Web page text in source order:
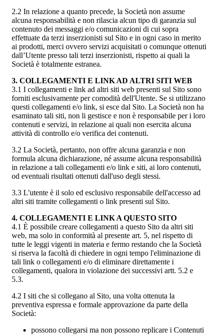
2.2 In relazione a quanto precede, la Società non assume
alcuna responsabilità e non rilascia alcun tipo di garanzia sul
contenuto dei messaggi e/o comunicazioni di cui sopra
effettuate da terzi inserzionisti sul Sito e in ogni caso in merito
ai prodotti, merci ovvero servizi acquisitati o comunque ottenuti
dall’Utente presso tali terzi inserzionisti, rispetto ai quali la
Società è totalmente estranea.
3. COLLEGAMENTI E LINK AD ALTRI SITI WEB
3.1 I collegamenti e link ad altri siti web presenti sul Sito sono
forniti esclusivamente per comodità dell'Utente. Se si utilizzano
questi collegamenti e/o link, si esce dal Sito. La Società non ha
esaminato tali siti, non li gestisce e non è responsabile per i loro
contenuti e servizi, in relazione ai quali non esercita alcuna
attività di controllo e/o verifica dei contenuti.
3.2 La Società, pertanto, non offre alcuna garanzia e non
formula alcuna dichiarazione, né assume alcuna responsabilità
in relazione a tali collegamenti e/o link e siti, ai loro contenuti,
od eventuali risultati ottenuti dall'uso degli stessi.
3.3 L'utente è il solo ed esclusivo responsabile dell'accesso ad
altri siti tramite collegamenti o link presenti sul Sito.
4. COLLEGAMENTI E LINK A QUESTO SITO
4.1 È possibile creare collegamenti a questo Sito da altri siti
web, ma solo in conformità al presente art. 5, nel rispetto di
tutte le leggi vigenti in materia e fermo restando che la Società
si riserva la facoltà di chiedere in ogni tempo l'eliminazione di
tali link o collegamenti e/o di eliminare direttamente i
collegamenti, qualora in violazione dei successivi artt. 5.2 e
5.3.
4.2 I siti che si collegano al Sito, una volta ottenuta la
preventiva espressa e formale approvazione da parte della
Società:
possono collegarsi ma non possono replicare i Contenuti